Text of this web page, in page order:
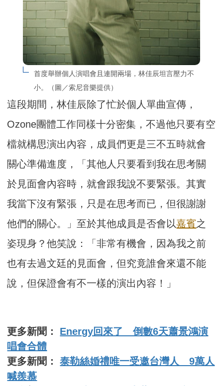
首度舉辦個人演唱會且連開兩場，林佳辰坦言壓力不
小。（圖／索尼音樂提供）
這段期間，林佳辰除了忙於個人單曲宣傳，
Ozone團體工作同樣十分密集，不過他只要有空
檔就構思演出內容，成員們更是三不五時就會
關心準備進度，「其他人只要看到我在思考關
於見面會內容時，就會跟我說不要緊張。其實
我當下沒有緊張，只是在思考而已，但很謝謝
他們的關心。」至於其他成員是否會以嘉賓之
姿現身？他笑說：「非常有機會，因為我之前
也有去過文廷的見面會，但究竟誰會來還不能
說，但保證會有不一樣的演出內容！」
更多新聞： Energy回來了 倒數6天蕭景鴻演
唱會合體
更多新聞：泰勒絲婚禮唯一受邀台灣人 9萬人
喊羨慕